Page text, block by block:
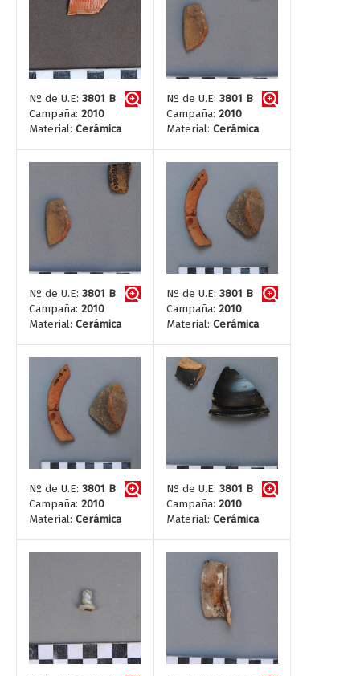
Nº de U.E: 3801 B
Campaña: 2010
Material: Cerámica
Nº de U.E: 3801 B
Campaña: 2010
Material: Cerámica
Nº de U.E: 3801 B
Campaña: 2010
Material: Cerámica
Nº de U.E: 3801 B
Campaña: 2010
Material: Cerámica
Nº de U.E: 3801 B
Campaña: 2010
Material: Cerámica
Nº de U.E: 3801 B
Campaña: 2010
Material: Cerámica